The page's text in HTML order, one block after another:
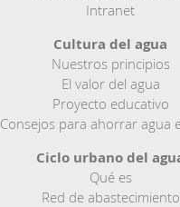
Intranet
Cultura del agua
Nuestros principios
El valor del agua
Proyecto educativo
Consejos para ahorrar agua
Ciclo urbano del
Qué es
Red de abastecimiento